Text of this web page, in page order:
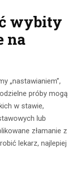
wybity
na
„nastawianiem”,
próby mogą
w stawie,
lub
złamanie z
lekarz, najlepiej